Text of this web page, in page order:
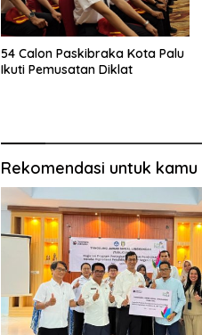
54 Calon Paskibraka Kota Palu
Ikuti Pemusatan Diklat
Rekomendasi untuk kamu